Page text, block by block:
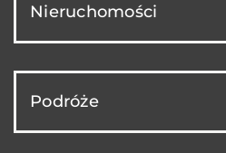
Nieruchomości
Podróże